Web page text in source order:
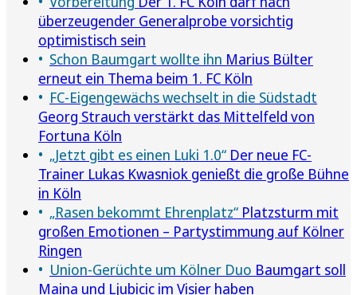
überzeugender Generalprobe vorsichtig
optimistisch sein
Schon Baumgart wollte ihn Marius Bülter
erneut ein Thema beim 1. FC Köln
FC-Eigengewächs wechselt in die Südstadt
Georg Strauch verstärkt das Mittelfeld von
Fortuna Köln
„Jetzt gibt es einen Luki 1.0“ Der neue FC-
Trainer Lukas Kwasniok genießt die große Bühne
in Köln
„Rasen bekommt Ehrenplatz“ Platzsturm mit
großen Emotionen – Partystimmung auf Kölner
Ringen
Union-Gerüchte um Kölner Duo Baumgart soll
Maina und Ljubicic im Visier haben